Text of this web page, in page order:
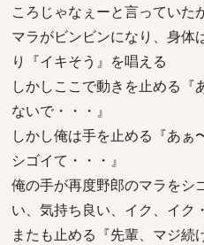
ころじゃなぇーと言っていた
マラがビンビンになり、身体
り『イキそう』を唱える
しかしここで動きを止める『
ないで・・・』
しかし俺は手を止める『あぁ
シゴイて・・・』
俺の手が再度野郎のマラをシ
い、気持ち良い、イク、イク
またも止める『先輩、マジ続